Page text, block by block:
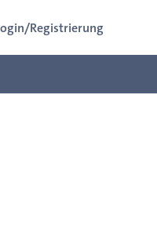
Registrierung